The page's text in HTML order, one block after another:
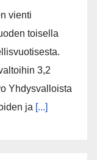
vienti
toisella
3,2
Yhdysvalloista
ja [...]